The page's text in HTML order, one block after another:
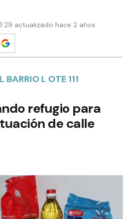
actualizado hace 2 años
BARRIO L OTE 111
refugio para
de calle